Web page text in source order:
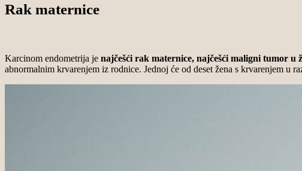
Rak maternice
Karcinom endometrija je najčešći rak maternice, najčešći maligni tumor u
abnormalnim krvarenjem iz rodnice. Jednoj će od deset žena s krvarenjem u